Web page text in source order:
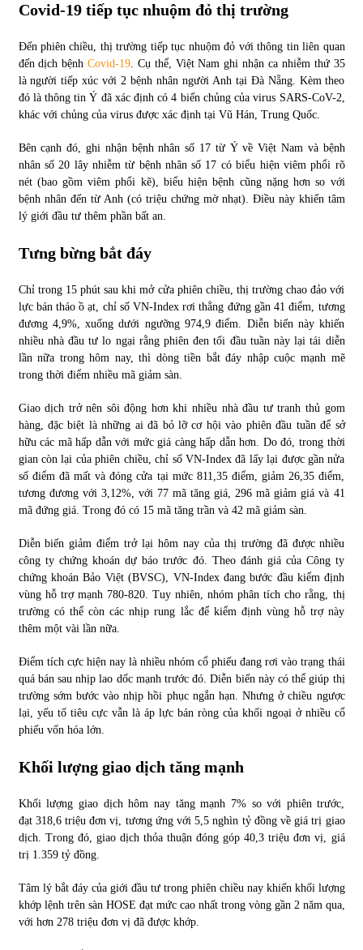
Covid-19 tiếp tục nhuộm đỏ thị trường
Đến phiên chiều, thị trường tiếp tục nhuộm đỏ với thông tin liên quan
đến dịch bệnhCovid-19. Cụ thể, Việt Nam ghi nhận ca nhiễm thứ 35
là người tiếp xúc với 2 bệnh nhân người Anh tại Đà Nẵng. Kèm theo
đó là thông tin Ý đã xác định có 4 biến chủng của virus SARS-CoV-2,
khác với chủng của virus được xác định tại Vũ Hán, Trung Quốc.
Bên cạnh đó, ghi nhận bệnh nhân số 17 từ Ý về Việt Nam và bệnh
nhân số 20 lây nhiễm từ bệnh nhân số 17 có biểu hiện viêm phổi rõ
nét (bao gồm viêm phổi kẽ), biểu hiện bệnh cũng nặng hơn so với
bệnh nhân đến từ Anh (có triệu chứng mờ nhạt). Điều này khiến tâm
lý giới đầu tư thêm phần bất an.
Tưng bừng bắt đáy
Chỉ trong 15 phút sau khi mở cửa phiên chiều, thị trường chao đảo với
lực bán tháo ồ ạt, chỉ số VN-Index rơi thẳng đứng gần 41 điểm, tương
đương 4,9%, xuống dưới ngưỡng 974,9 điểm. Diễn biến này khiến
nhiều nhà đầu tư lo ngại rằng phiên đen tối đầu tuần này lại tái diễn
lần nữa trong hôm nay, thì dòng tiền bắt đáy nhập cuộc mạnh mẽ
trong thời điểm nhiều mã giảm sàn.
Giao dịch trở nên sôi động hơn khi nhiều nhà đầu tư tranh thủ gom
hàng, đặc biệt là những ai đã bỏ lỡ cơ hội vào phiên đầu tuần để sở
hữu các mã hấp dẫn với mức giá càng hấp dẫn hơn. Do đó, trong thời
gian còn lại của phiên chiều, chỉ số VN-Index đã lấy lại được gần nửa
số điểm đã mất và đóng cửa tại mức 811,35 điểm, giảm 26,35 điểm,
tương đương với 3,12%, với 77 mã tăng giá, 296 mã giảm giá và 41
mã đứng giá. Trong đó có 15 mã tăng trần và 42 mã giảm sàn.
Diễn biến giảm điểm trở lại hôm nay của thị trường đã được nhiều
công ty chứng khoán dự báo trước đó. Theo đánh giá của Công ty
chứng khoán Bảo Việt (BVSC), VN-Index đang bước đầu kiểm định
vùng hỗ trợ mạnh 780-820. Tuy nhiên, nhóm phân tích cho rằng, thị
trường có thể còn các nhịp rung lắc để kiểm định vùng hỗ trợ này
thêm một vài lần nữa.
Điểm tích cực hiện nay là nhiều nhóm cổ phiếu đang rơi vào trạng thái
quá bán sau nhịp lao dốc mạnh trước đó. Diễn biến này có thể giúp thị
trường sớm bước vào nhịp hồi phục ngắn hạn. Nhưng ở chiều ngược
lại, yếu tố tiêu cực vẫn là áp lực bán ròng của khối ngoại ở nhiều cổ
phiếu vốn hóa lớn.
Khối lượng giao dịch tăng mạnh
Khối lượng giao dịch hôm nay tăng mạnh 7% so với phiên trước,
đạt 318,6 triệu đơn vị, tương ứng với 5,5 nghìn tỷ đồng về giá trị giao
dịch. Trong đó, giao dịch thỏa thuận đóng góp 40,3 triệu đơn vị, giá
trị 1.359 tỷ đồng.
Tâm lý bắt đáy của giới đầu tư trong phiên chiều nay khiến khối lượng
khớp lệnh trên sàn HOSE đạt mức cao nhất trong vòng gần 2 năm qua,
với hơn 278 triệu đơn vị đã được khớp.